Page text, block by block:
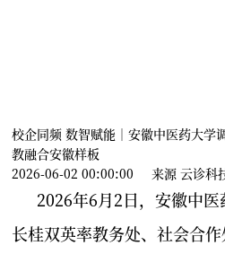
校企同频 数智赋能｜安徽中医药大学
教融合安徽样板
2026-06-02 00:00:00
来源 云诊科
2026年6月2日，安徽中
长桂双英率教务处、社会合